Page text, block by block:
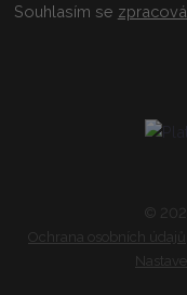
Souhlasím se
©
Ochrana osobních údajů